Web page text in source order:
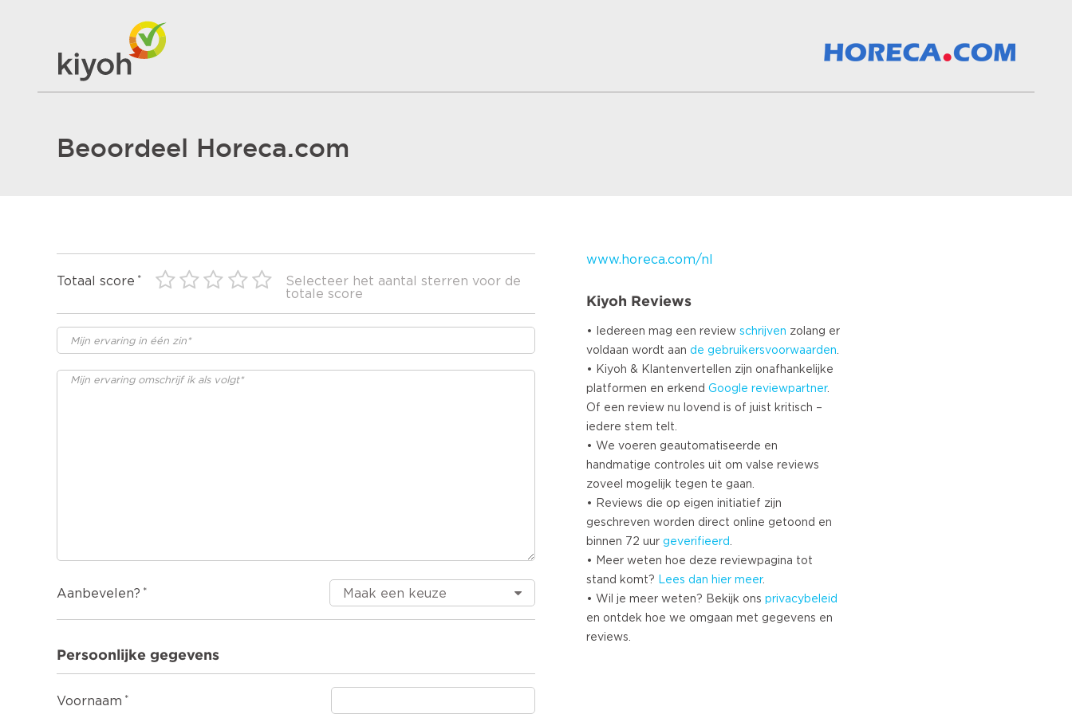
Beoordeel Horeca.com
Totaal score
Selecteer het aantal sterren voor de
totale score
Aanbevelen?
Persoonlijke gegevens
Voornaam
www.horeca.com/nl
Kiyoh Reviews
• Iedereen mag een review schrijven zolang er
voldaan wordt aan de gebruikersvoorwaarden.
• Kiyoh & Klantenvertellen zijn onafhankelijke
platformen en erkend Google reviewpartner.
Of een review nu lovend is of juist kritisch –
iedere stem telt.
• We voeren geautomatiseerde en
handmatige controles uit om valse reviews
zoveel mogelijk tegen te gaan.
• Reviews die op eigen initiatief zijn
geschreven worden direct online getoond en
binnen 72 uur geverifieerd.
• Meer weten hoe deze reviewpagina tot
stand komt? Lees dan hier meer.
• Wil je meer weten? Bekijk ons privacybeleid
en ontdek hoe we omgaan met gegevens en
reviews.